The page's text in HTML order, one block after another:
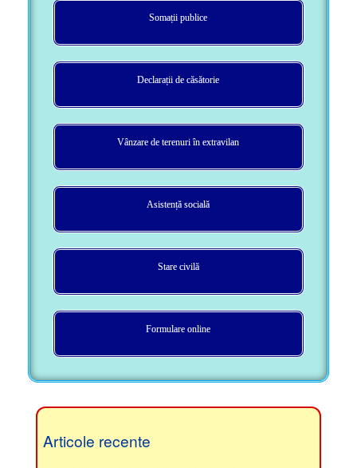
Somații publice
Declarații de căsătorie
Vânzare de terenuri în extravilan
Asistență socială
Stare civilă
Formulare online
Articole recente